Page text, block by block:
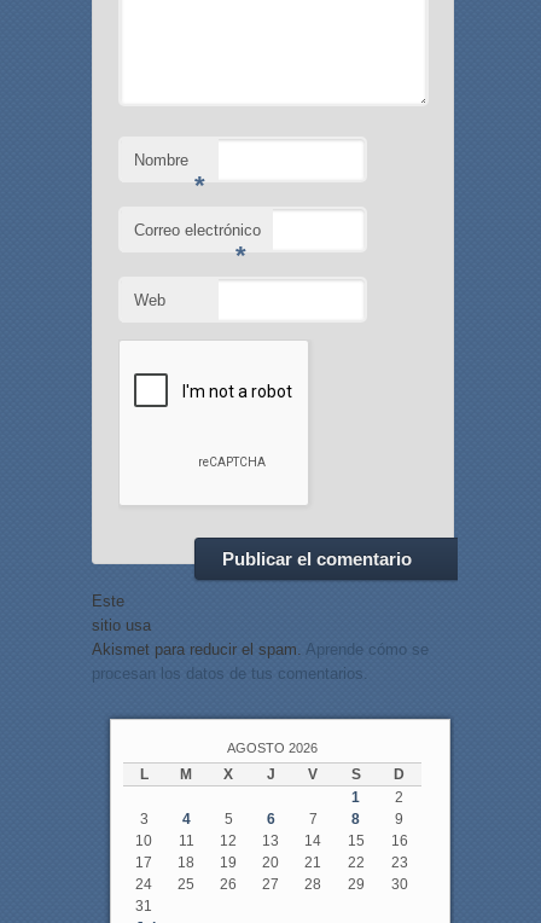
Nombre
*
Correo electrónico
*
Web
Este
sitio usa
Akismet para reducir el spam. Aprende cómo se
procesan los datos de tus comentarios.
AGOSTO 2026
L M X J V S
D
1
2
3
4 5 6 7 8
9
10
11 12 13 14 15
16
17
18 19 20 21 22
23
24
25 26 27 28 29
30
31